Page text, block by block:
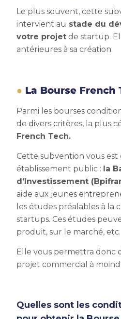
Le plus souvent, cette
intervient au stade du
votre projetde startup.
antérieures à sa création.
La Bourse French
Parmi les bourses
de divers critères, la plus
French Tech.
Cette subvention vous
établissement public : la
d’Investissement
aide aux jeunes
les études préalables à la
startups. Ces études
produit, sur le marché, etc.
Elle vous permettra donc
projet commercial à
Quelles sont les